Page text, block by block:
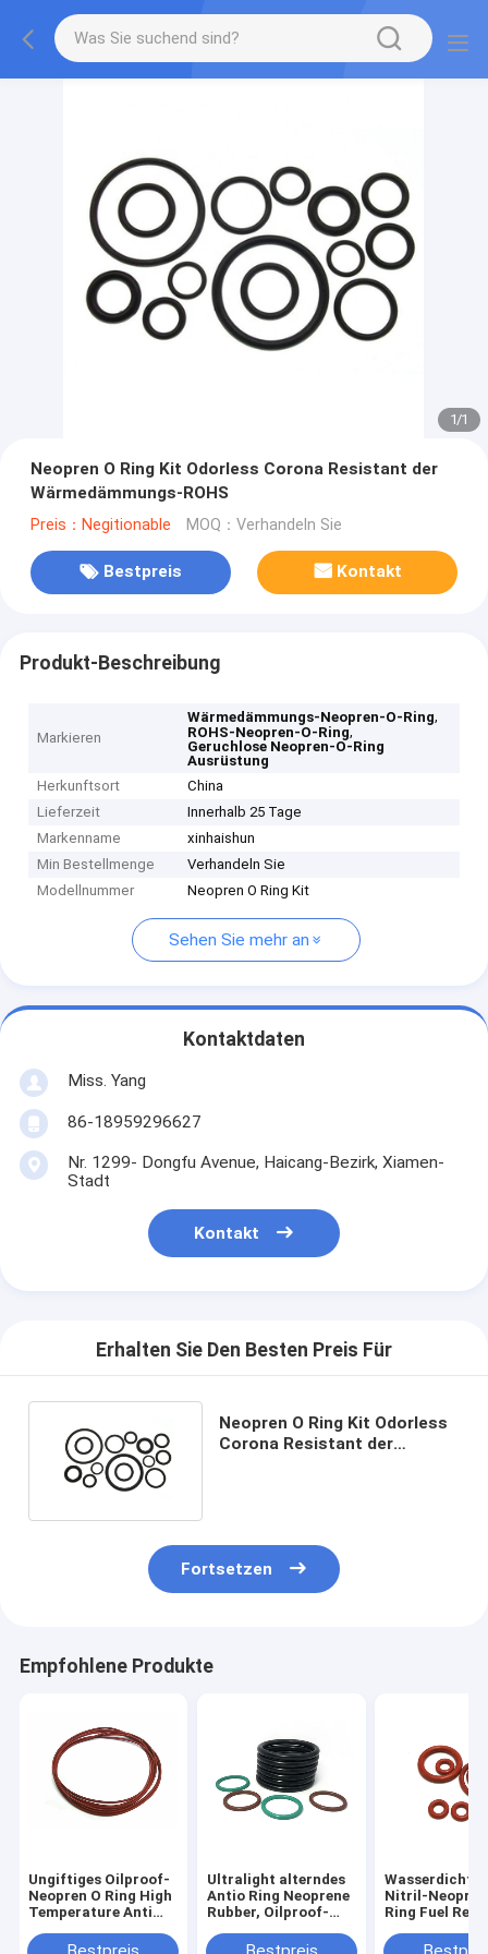
1/1
Neopren O Ring Kit Odorless Corona Resistant der
Wärmedämmungs-ROHS
Preis：Negitionable MOQ：Verhandeln Sie
Bestpreis Kontakt
Produkt-Beschreibung
Markieren
Wärmedämmungs-Neopren-O-Ring,
ROHS-Neopren-O-Ring,
Geruchlose Neopren-O-Ring
Ausrüstung
Herkunftsort
China
Lieferzeit
Innerhalb 25 Tage
Markenname
xinhaishun
Min Bestellmenge
Verhandeln Sie
Modellnummer
Neopren O Ring Kit
Sehen Sie mehr an
Kontaktdaten
Miss. Yang
86-18959296627
Nr. 1299- Dongfu Avenue, Haicang-Bezirk, Xiamen-
Stadt
Kontakt
Erhalten Sie Den Besten Preis Für
Neopren O Ring Kit Odorless
Corona Resistant der
Fortsetzen
Empfohlene Produkte
Ungiftiges Oilproof-
Neopren O Ring High
Temperature Anti
Ultralight alterndes
Antio Ring Neoprene
Rubber, Oilproof-
Wasserdichtes
Nitril-Neopren
Ring Fuel